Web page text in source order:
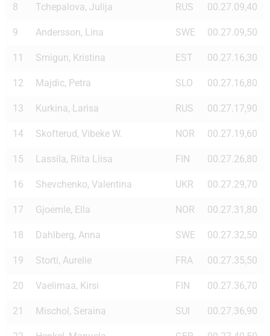
8 Tchepalova, Julija RUS 00.27.09,40
9 Andersson, Lina SWE 00.27.09,50
11 Smigun, Kristina EST 00.27.16,30
12 Majdic, Petra SLO 00.27.16,80
13 Kurkina, Larisa RUS 00.27.17,90
14 Skofterud, Vibeke W. NOR 00.27.19,60
15 Lassila, Riita Liisa FIN 00.27.26,80
16 Shevchenko, Valentina UKR 00.27.29,70
17 Gjoemle, Ella NOR 00.27.31,80
18 Dahlberg, Anna SWE 00.27.32,50
19 Storti, Aurelie FRA 00.27.35,50
20 Vaelimaa, Kirsi FIN 00.27.36,70
21 Mischol, Seraina SUI 00.27.36,90